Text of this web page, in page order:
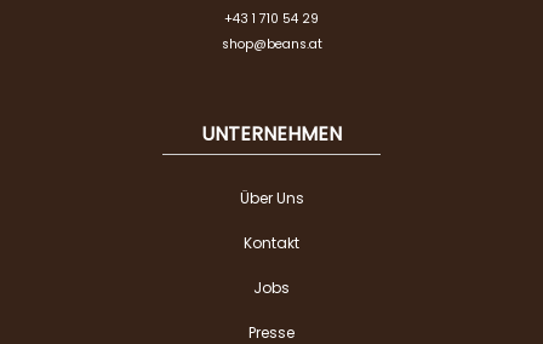
+43 1 710 54 29
shop@beans.at
UNTERNEHMEN
Über Uns
Kontakt
Jobs
Presse